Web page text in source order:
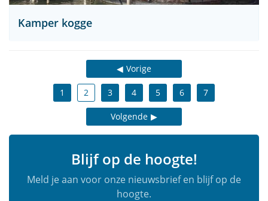
Kamper kogge
Vorige
1 2 3 4 5 6 7
Volgende
Blijf op de hoogte!
Meld je aan voor onze nieuwsbrief en blijf op de
hoogte.